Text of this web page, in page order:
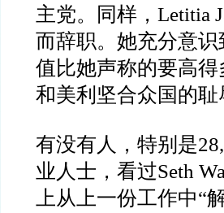
主党。同样， Letitia
而辞职。她充分意识
值比她声称的要高
和美利坚合众国的耻
有没有人，特别是
业人士，看过Seth
上从上一份工作中“